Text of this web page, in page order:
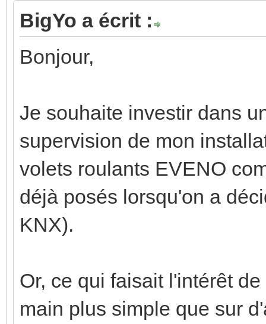
BigYo a écrit :
Bonjour,
Je souhaite investir dans
supervision de mon
volets roulants EVENO
déjà posés lorsqu'on a
KNX).
Or, ce qui faisait l'intérêt
main plus simple que sur